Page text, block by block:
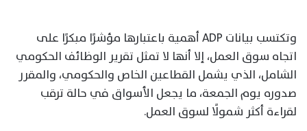
وتكتسب بيانات ADP أهمية باعتبارها مؤشرًا مبكرًا على
اتجاه سوق العمل، إلا أنها لا تمثل تقرير الوظائف الحكومي
الشامل، الذي يشمل القطاعين الخاص والحكومي، والمقرر
صدوره يوم الجمعة، ما يجعل الأسواق في حالة ترقب
لقراءة أكثر شمولًا لسوق العمل.